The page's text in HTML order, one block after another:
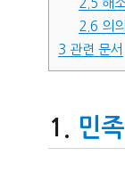
2.5 해
2.6 의의
3 관련 문서
민